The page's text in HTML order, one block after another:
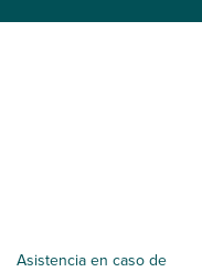
Asistencia en caso de